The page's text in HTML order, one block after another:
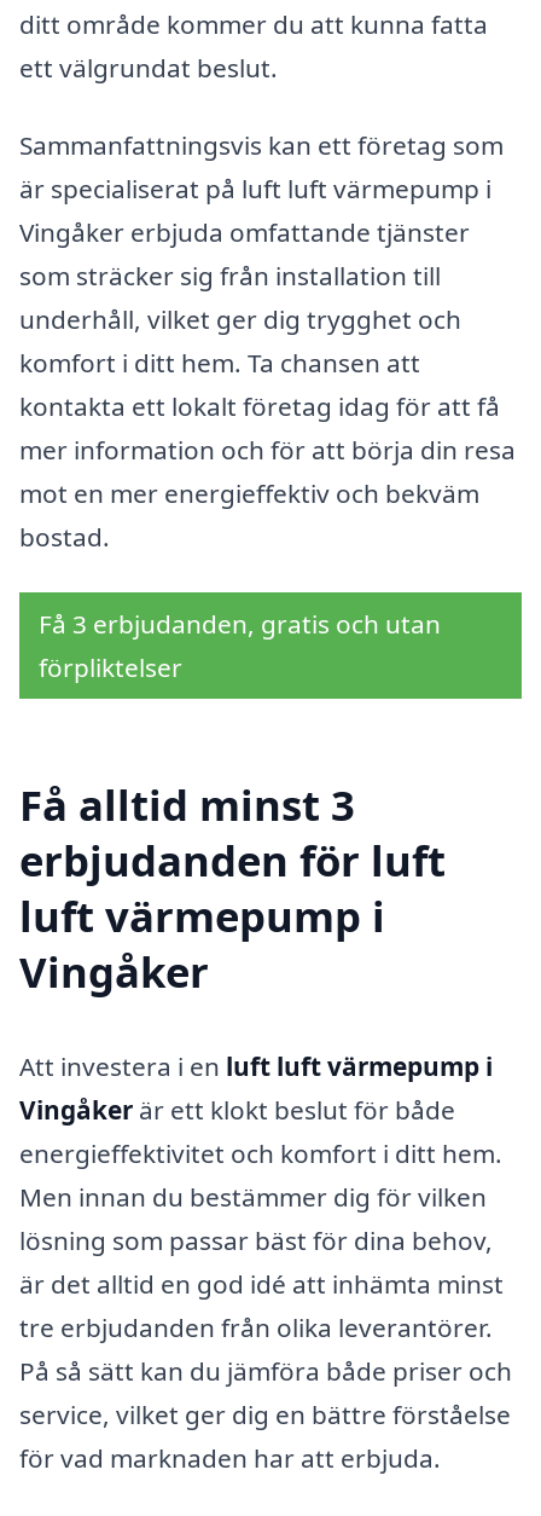
ditt område kommer du att kunna fatta
ett välgrundat beslut.
Sammanfattningsvis kan ett företag som
är specialiserat på luft luft värmepump i
Vingåker erbjuda omfattande tjänster
som sträcker sig från installation till
underhåll, vilket ger dig trygghet och
komfort i ditt hem. Ta chansen att
kontakta ett lokalt företag idag för att få
mer information och för att börja din resa
mot en mer energieffektiv och bekväm
bostad.
Få 3 erbjudanden, gratis och utan
förpliktelser
Få alltid minst 3
erbjudanden för luft
luft värmepump i
Vingåker
Att investera i en luft luft värmepump i
Vingåker är ett klokt beslut för både
energieffektivitet och komfort i ditt hem.
Men innan du bestämmer dig för vilken
lösning som passar bäst för dina behov,
är det alltid en god idé att inhämta minst
tre erbjudanden från olika leverantörer.
På så sätt kan du jämföra både priser och
service, vilket ger dig en bättre förståelse
för vad marknaden har att erbjuda.